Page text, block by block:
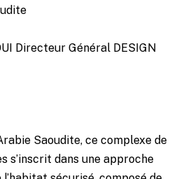
Directeur Général DESIGN
Saoudite, ce complexe de
s’inscrit dans une approche